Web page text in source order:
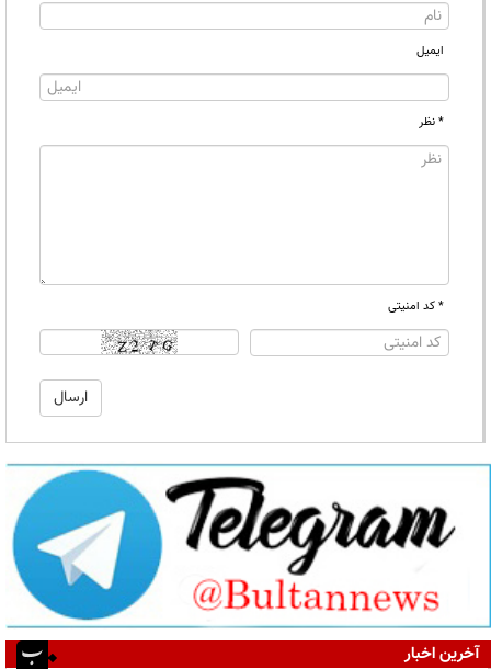
ایمیل
* نظر
* کد امنیتی
آخرین اخبار